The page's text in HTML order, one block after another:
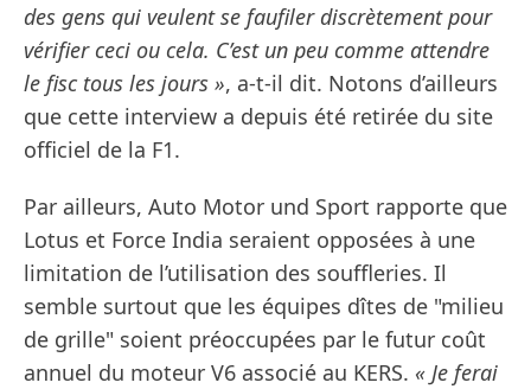
des gens qui veulent se faufiler discrètement pour
vérifier ceci ou cela. C’est un peu comme attendre
le fisc tous les jours », a-t-il dit. Notons d’ailleurs
que cette interview a depuis été retirée du site
officiel de la F1.
Par ailleurs, Auto Motor und Sport rapporte que
Lotus et Force India seraient opposées à une
limitation de l’utilisation des souffleries. Il
semble surtout que les équipes dîtes de "milieu
de grille" soient préoccupées par le futur coût
annuel du moteur V6 associé au KERS. « Je ferai